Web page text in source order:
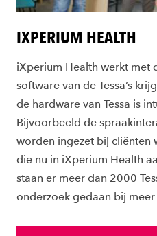
IXPERIUM HEALTH
iXperium Health werkt met
software van de Tessa’s
de hardware van Tessa is
Bijvoorbeeld de
worden ingezet bij cliënten
die nu in iXperium Health
staan er meer dan 2000
onderzoek gedaan bij